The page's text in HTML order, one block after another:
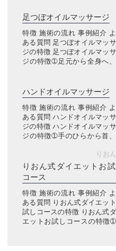
ワークで首こりや肩こりが辛
スマホのやり過ぎで首こり
辛...
足つぼオイルマッサージ
特徴 施術の流れ 事例紹介 よ
ある質問 足つぼオイルマッ
ジの特徴 足つぼオイルマッ
ジの特徴➀足元から全身へ、
むくみがひどく、夕方になる
靴がきつく感じる冷え性で
足...
ハンドオイルマッサージ
特徴 施術の流れ 事例紹介 よ
ある質問 ハンドオイルマッ
ジの特徴 ハンドオイルマッ
ジの特徴➀手のひらから首、
きる こんなお悩みありま
か？ 手が冷たい・冷え性がつ
いパソコン・スマホの使いす
で...
りお
りおん式ダイエットお
コース
特徴 施術の流れ 事例紹介 よ
ある質問 りおん式ダイエッ
試しコースの特徴 りおん式
エットお試しコースの特徴➀